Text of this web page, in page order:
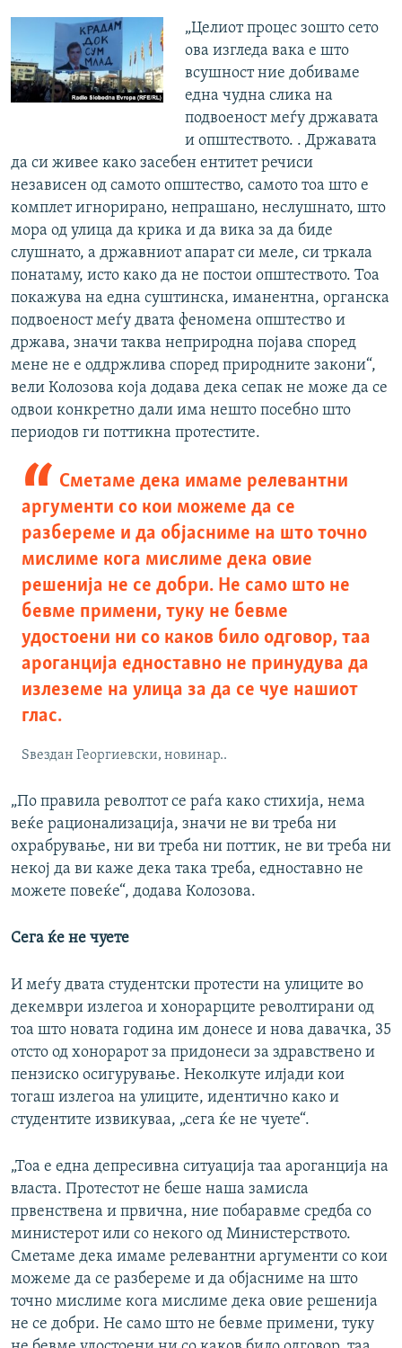
„Целиот процес зошто сето
ова изгледа вака е што
всушност ние добиваме
една чудна слика на
подвоеност меѓу државата
и општеството. . Државата
да си живее како засебен ентитет речиси
независен од самото општество, самото тоа што е
комплет игнорирано, непрашано, неслушнато, што
мора од улица да крика и да вика за да биде
слушнато, а државниот апарат си меле, си тркала
понатаму, исто како да не постои општеството. Тоа
покажува на една суштинска, иманентна, органска
подвоеност меѓу двата феномена општество и
држава, значи таква неприродна појава според
мене не е оддржлива според природните закони“,
вели Колозова која додава дека сепак не може да се
одвои конкретно дали има нешто посебно што
периодов ги поттикна протестите.
Сметаме дека имаме релевантни
аргументи со кои можеме да се
разбереме и да објасниме на што точно
мислиме кога мислиме дека овие
решенија не се добри. Не само што не
бевме примени, туку не бевме
удостоени ни со каков било одговор, таа
ароганција едноставно не принудува да
излеземе на улица за да се чуе нашиот
глас.
Ѕвездан Георгиевски, новинар..
„По правила револтот се раѓа како стихија, нема
веќе рационализација, значи не ви треба ни
охрабрување, ни ви треба ни поттик, не ви треба ни
некој да ви каже дека така треба, едноставно не
можете повеќе“, додава Колозова.
Сега ќе не чуете
И меѓу двата студентски протести на улиците во
декември излегоа и хонорарците револтирани од
тоа што новата година им донесе и нова давачка, 35
отсто од хонорарот за придонеси за здравствено и
пензиско осигурување. Неколкуте илјади кои
тогаш излегоа на улиците, идентично како и
студентите извикуваа, „сега ќе не чуете“.
„Тоа е една депресивна ситуација таа ароганција на
власта. Протестот не беше наша замисла
првенствена и првична, ние побаравме средба со
министерот или со некого од Министерството.
Сметаме дека имаме релевантни аргументи со кои
можеме да се разбереме и да објасниме на што
точно мислиме кога мислиме дека овие решенија
не се добри. Не само што не бевме примени, туку